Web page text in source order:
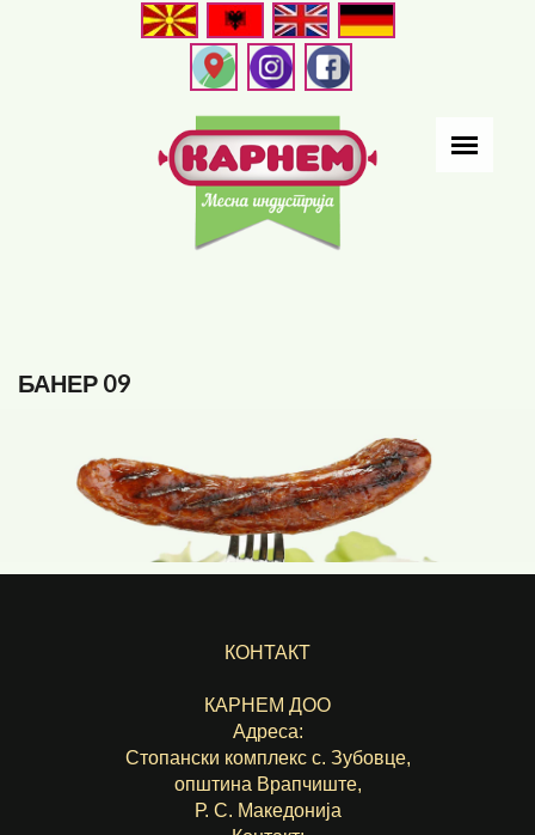
БАНЕР 09
КОНТАКТ
КАРНЕМ ДОО
Адреса:
Стопански комплекс с. Зубовце,
општина Врапчиште,
Р. С. Македонија